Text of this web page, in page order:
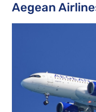
Aegean